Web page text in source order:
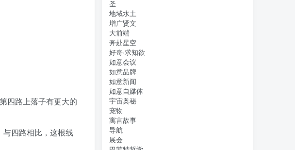
四路上落子有更大的
四路相比，这根线
圣
地域水土
增广贤文
大前端
奔赴星空
好奇·求知欲
如意会议
如意品牌
如意新闻
如意自媒体
宇宙奥秘
宠物
寓言故事
导航
展会